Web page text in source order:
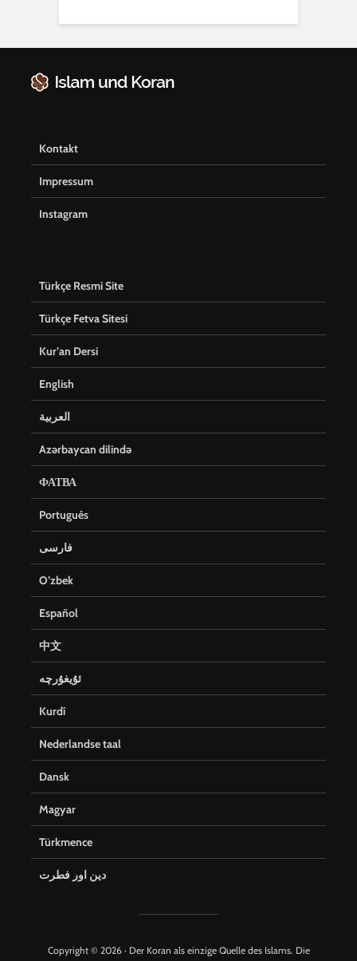
Kontakt
Impressum
Instagram
Türkçe Resmi Site
Türkçe Fetva Sitesi
Kur’an Dersi
English
العربية
Azərbaycan dilində
ФАТВА
Português
فارسی
O’zbek
Español
中文
ئۇيغۇرچە
Kurdî
Nederlandse taal
Dansk
Magyar
Türkmence
دین اور فطرت
Copyright © 2026 · Der Koran als einzige Quelle des Islams. Die